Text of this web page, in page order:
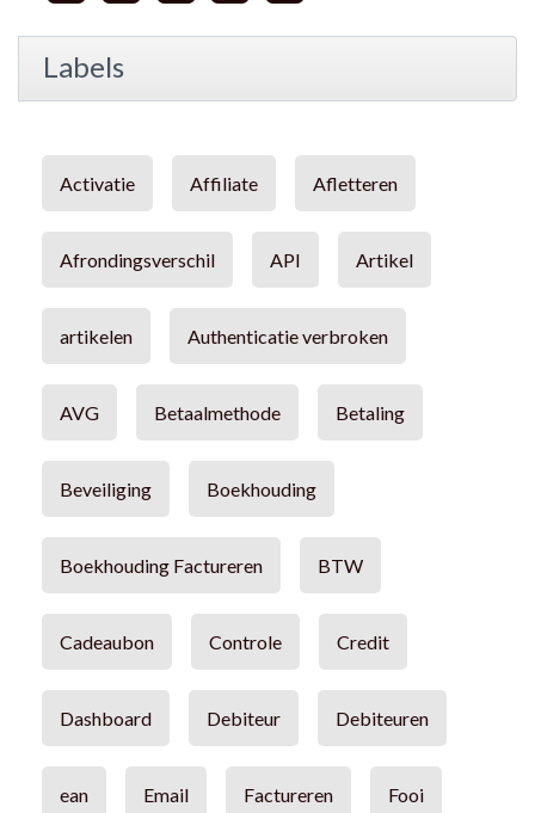
Labels
Activatie Affiliate Afletteren
Afrondingsverschil API Artikel
artikelen Authenticatie verbroken
AVG Betaalmethode Betaling
Beveiliging Boekhouding
Boekhouding Factureren BTW
Cadeaubon Controle Credit
Dashboard Debiteur Debiteuren
ean Email Factureren Fooi